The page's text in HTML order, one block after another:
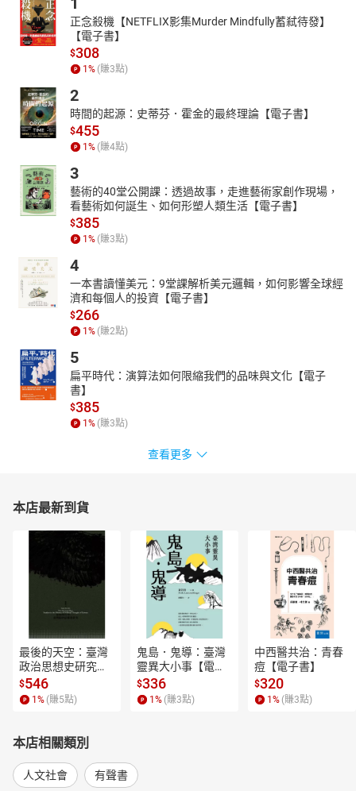
正念殺機【NETFLIX影集Murder Mindfully蓄弒待發】
【電子書】
$308
1 % (賺3點)
2
時間的起源：史蒂芬．霍金的最終理論【電子書】
$455
1 % (賺4點)
3
藝術的40堂公開課：透過故事，走進藝術家創作現場，
看藝術如何誕生、如何形塑人類生活【電子書】
$385
1 % (賺3點)
4
一本書讀懂美元：9堂課解析美元邏輯，如何影響全球經
濟和每個人的投資【電子書】
$266
1 % (賺2點)
5
扁平時代：演算法如何限縮我們的品味與文化【電子
書】
$385
1 % (賺3點)
查看更多
本店最新到貨
最後的天空：臺灣
政治思想史研究
【電子書】
$546
1 % (賺5點)
鬼島．鬼導：臺灣
靈異大小事【電子
書】
$336
1 % (賺3點)
中西醫共治：青春
痘【電子書】
$320
1 % (賺3點)
本店相關類別
人文社會 有聲書